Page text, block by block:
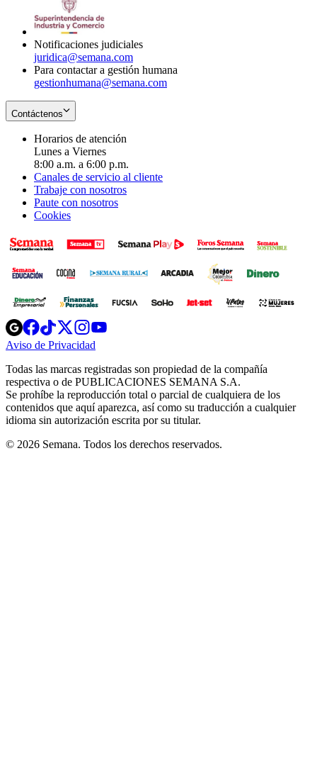
Notificaciones judiciales
juridica@semana.com
Para contactar a gestión humana
gestionhumana@semana.com
Contáctenos
Horarios de atención
Lunes a Viernes
8:00 a.m. a 6:00 p.m.
Canales de servicio al cliente
Trabaje con nosotros
Paute con nosotros
Cookies
Opens
in
new
Opens
in
new
Opens
in
new
window
Opens
new
windowwindow
Aviso de Privacidad
new
window
Todas las marcas registradas son propiedad de la compañía
respectiva o de PUBLICACIONES SEMANA S.A.
Se prohíbe la reproducción total o parcial de cualquiera de los
contenidos que aquí aparezca, así como su traducción a cualquier
idioma sin autorización escrita por su titular.
© 2026 Semana. Todos los derechos reservados.